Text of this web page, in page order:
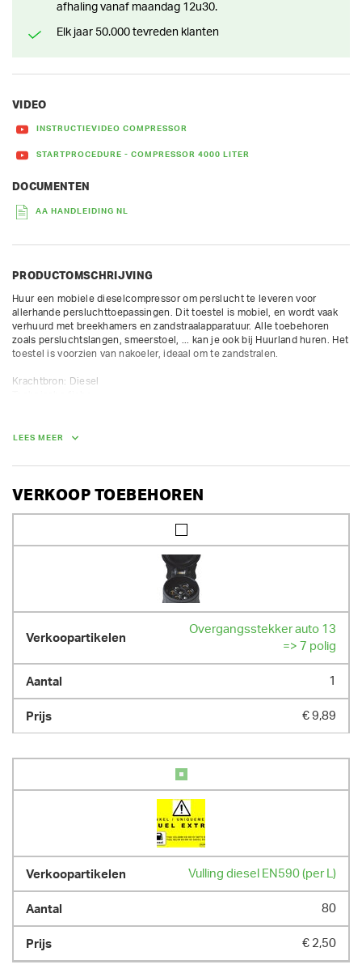
afhaling vanaf maandag 12u30.
Elk jaar 50.000 tevreden klanten
VIDEO
INSTRUCTIEVIDEO COMPRESSOR
STARTPROCEDURE - COMPRESSOR 4000 LITER
DOCUMENTEN
AA HANDLEIDING NL
PRODUCTOMSCHRIJVING
Huur een mobiele dieselcompressor om perslucht te leveren voor
allerhande persluchttoepassingen. Dit toestel is mobiel, en wordt vaak
verhuurd met breekhamers en zandstraalapparatuur. Alle toebehoren
zoals persluchtslangen, smeerstoel, ... kan je ook bij Huurland huren. Het
toestel is voorzien van nakoeler, ideaal om te zandstralen.
Krachtbron: Diesel
- 2 luchtuitlaten van 3/4", 1 x 1"
bijkomende uren worden proportioneel verrekend aan 1/8 van dagtarief
AFMETINGEN (L X BR X H):
GEWICHT
LEES MEER
VERKOOP TOEBEHOREN
Overgangsstekker auto 13
=> 7 polig
1
€ 9,89
Vulling diesel EN590 (per L)
80
€ 2,50